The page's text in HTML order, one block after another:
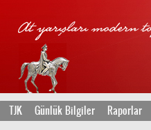
TJK Günlük Bilgiler Raporlar